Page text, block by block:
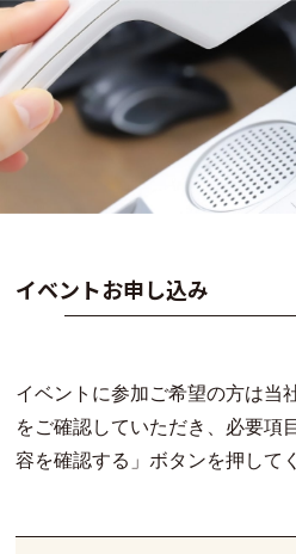
イベントお申し込み
イベントに参加ご希望の方は当
をご確認していただき、必要項
容を確認する」ボタンを押して